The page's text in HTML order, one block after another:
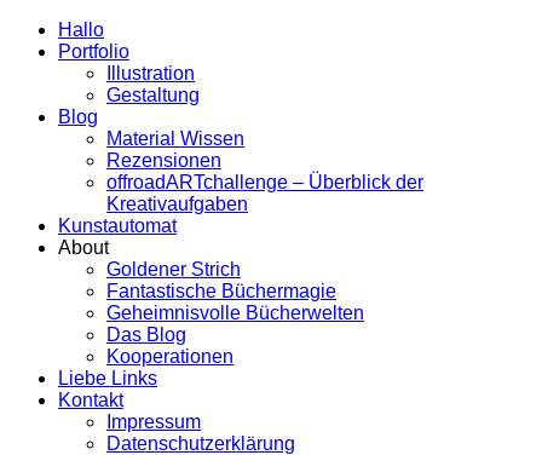
Hallo
Portfolio
Illustration
Gestaltung
Blog
Material Wissen
Rezensionen
offroadARTchallenge – Überblick der
Kreativaufgaben
Kunstautomat
About
Goldener Strich
Fantastische Büchermagie
Geheimnisvolle Bücherwelten
Das Blog
Kooperationen
Liebe Links
Kontakt
Impressum
Datenschutzerklärung